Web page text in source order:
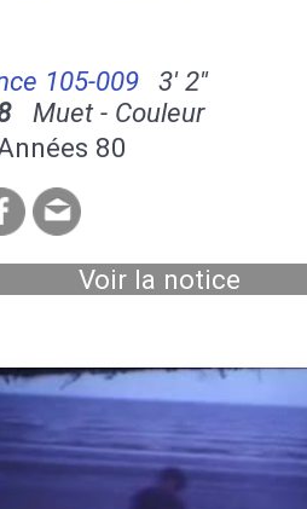
105-009
3' 2''
Muet - Couleur
80
Voir la notice